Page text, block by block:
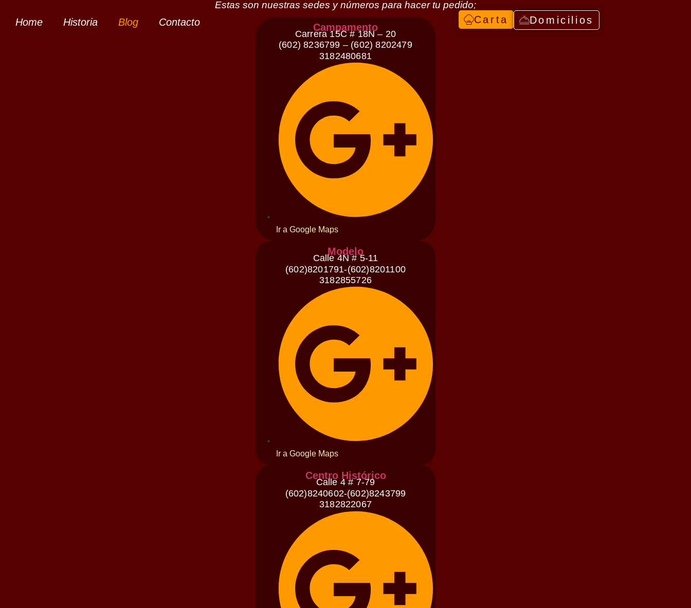
Home Historia Blog Contacto Carta Domicilios
Estas son nuestras sedes y números para hacer tu pedido;
Campamento
Carrera 15C # 18N – 20
(602) 8236799 – (602) 8202479
3182480681
Ir a Google Maps
Modelo
Calle 4N # 5-11
(602)8201791-(602)8201100
3182855726
Ir a Google Maps
Centro Histórico
Calle 4 # 7-79
(602)8240602-(602)8243799
3182822067